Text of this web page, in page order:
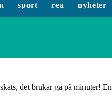
sport rea nyheter
det brukar gå på minuter! En